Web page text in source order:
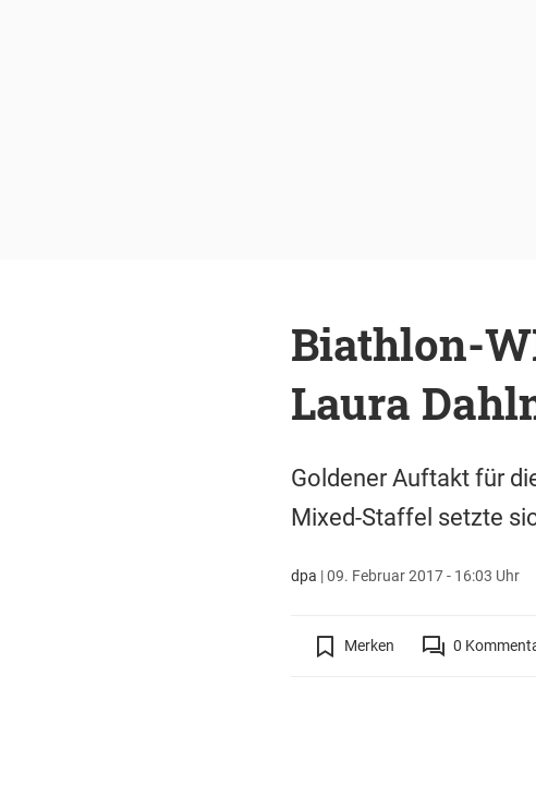
Biathlon-
Laura
Goldener Auftakt für
Mixed-Staffel setzte
dpa |09. Februar 2017 - 16:03 Uhr
Merken 0